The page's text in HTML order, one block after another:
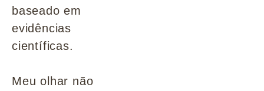
baseado em
evidências
científicas.
Meu olhar não